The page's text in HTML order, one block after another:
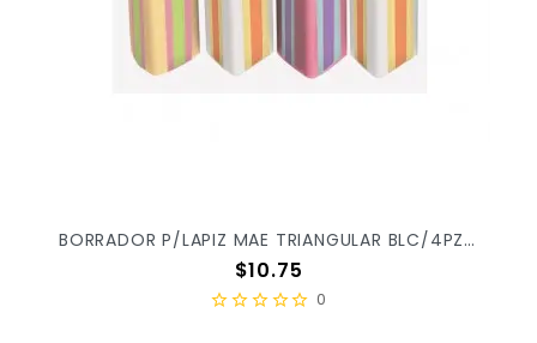
BORRADOR P/LAPIZ MAE TRIANGULAR BLC/4PZ TRILAP4 X/360
Precio
$10.75
0